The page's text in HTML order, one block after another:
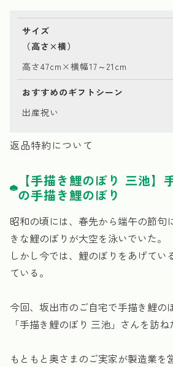
サイズ
（高さ×横）
高さ47cm×横幅17～21cm
おすすめのギフトシーン
出産祝い
返品特約について
【手描き鯉のぼり 三池】
の手描き鯉のぼり
昭和の頃には、春先から端午の節句
きな鯉のぼりが大空を泳いでいた。
しかし今では、鯉のぼりをあげてい
ている。
今回、坂出市のご自宅で手描き鯉の
「手描き鯉のぼり 三池」さんを訪ね
もともと奥さまのご実家が製造業を